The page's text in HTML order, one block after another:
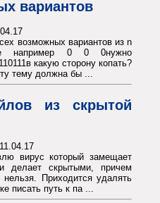
вариантов
возможных вариантов из n
например 0 0 0нужно
какую сторону копать?
тему должна бы ...
из скрытой
вирус который замещает
делает скрытыми, причем
Приходится удалять
писать путь к па ...